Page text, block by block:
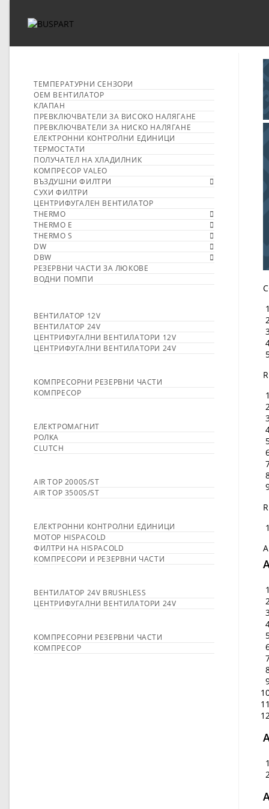
ТЕМПЕРАТУРНИ СЕНЗОРИ
OEM ВЕНТИЛАТОР
КЛАПАН
ПРЕВКЛЮЧВАТЕЛИ ЗА ВИСОКО НАЛЯГАНЕ
ПРЕВКЛЮЧВАТЕЛИ ЗА НИСКО НАЛЯГАНЕ
ЕЛЕКТРОННИ КОНТРОЛНИ ЕДИНИЦИ
ТЕРМОСТАТИ
ПОЛУЧАТЕЛ НА ХЛАДИЛНИК
КОМПРЕСОР VALEO
ВЪЗДУШНИ ФИЛТРИ
СУХИ ФИЛТРИ
ЦЕНТРИФУГАЛЕН ВЕНТИЛАТОР
THERMO
THERMO E
THERMO S
DW
DBW
РЕЗЕРВНИ ЧАСТИ ЗА ЛЮКОВЕ
ВОДНИ ПОМПИ
ВЕНТИЛАТОР 12V
ВЕНТИЛАТОР 24V
ЦЕНТРИФУГАЛНИ ВЕНТИЛАТОРИ 12V
ЦЕНТРИФУГАЛНИ ВЕНТИЛАТОРИ 24V
КОМПРЕСОРНИ РЕЗЕРВНИ ЧАСТИ
КОМПРЕСОР
ЕЛЕКТРОМАГНИТ
РОЛКА
CLUTCH
AIR TOP 2000S/ST
AIR TOP 3500S/ST
ЕЛЕКТРОННИ КОНТРОЛНИ ЕДИНИЦИ
МОТОР HISPACOLD
ФИЛТРИ НА HISPACOLD
КОМПРЕСОРИ И РЕЗЕРВНИ ЧАСТИ
ВЕНТИЛАТОР 24V BRUSHLESS
ЦЕНТРИФУГАЛНИ ВЕНТИЛАТОРИ 24V
КОМПРЕСОРНИ РЕЗЕРВНИ ЧАСТИ
КОМПРЕСОР